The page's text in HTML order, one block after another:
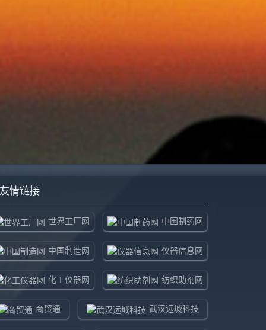
情链接
世界工厂网 中国制药网
中国制造网 仪器信息网
化工仪器网 纺织助剂网
商贸通 武汉远城科技